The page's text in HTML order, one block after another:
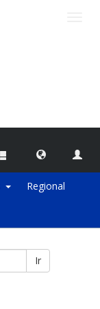
Regional
Ir